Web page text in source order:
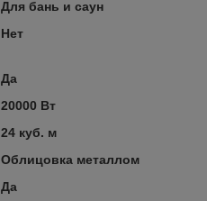
Для бань и саун
Нет
Да
20000 Вт
24 куб. м
Облицовка металлом
Да